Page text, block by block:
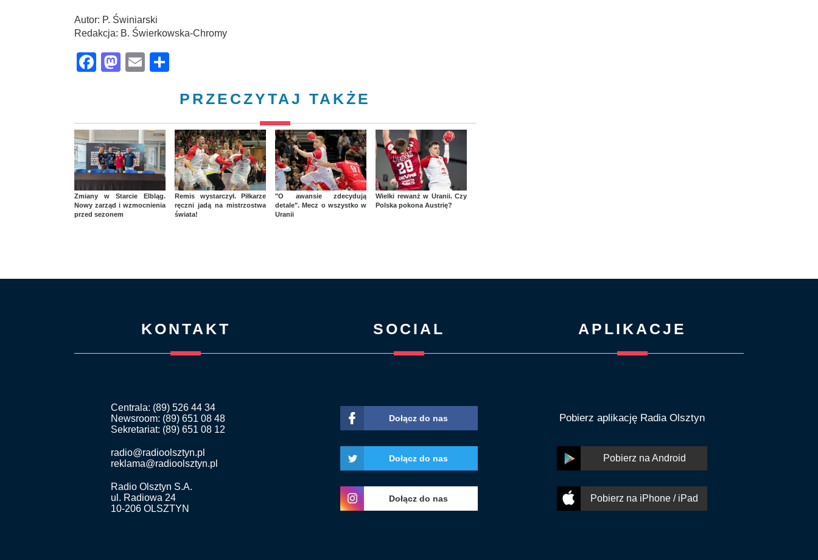
Autor: P. Świniarski
Redakcja: B. Świerkowska-Chromy
Facebook
Mastodon
Email
PRZECZYTAJ TAKŻE
Zmiany w Starcie Elbląg.
Nowy zarząd i wzmocnienia
przed sezonem
Remis wystarczył. Piłkarze
ręczni jadą na mistrzostwa
świata!
"O awansie zdecydują
detale". Mecz o wszystko w
Uranii
Wielki rewanż w Uranii. Czy
Polska pokona Austrię?
KONTAKT
Centrala: (89) 526 44 34
Newsroom: (89) 651 08 48
Sekretariat: (89) 651 08 12
radio@radioolsztyn.pl
reklama@radioolsztyn.pl
Radio Olsztyn S.A.
ul. Radiowa 24
10-206 OLSZTYN
SOCIAL
Dołącz do nas
Dołącz do nas
Dołącz do nas
APLIKACJE
Pobierz aplikację Radia Olsztyn
Pobierz na Android
Pobierz na iPhone / iPad